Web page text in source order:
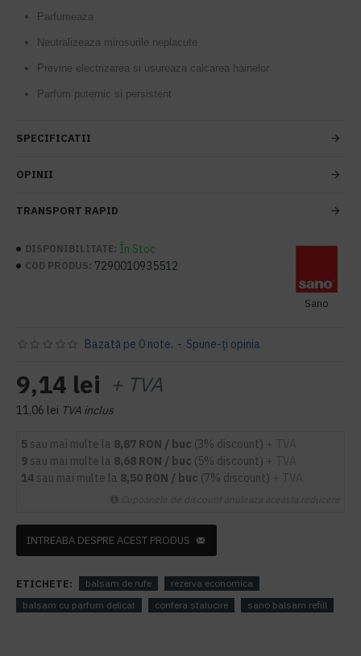
Parfumeaza
Neutralizeaza mirosurile neplacute
Previne electrizarea si usureaza calcarea hainelor
Parfum puternic si persistent
SPECIFICATII
OPINII
TRANSPORT RAPID
DISPONIBILITATE: În Stoc
COD PRODUS: 7290010935512
Sano
Bazată pe 0 note. - Spune-ţi opinia
9,14 lei + TVA
11,06 lei TVA inclus
5 sau mai multe la 8,87 RON / buc (3% discount)
9 sau mai multe la 8,68 RON / buc (5% discount)
14 sau mai multe la 8,50 RON / buc (7% discount)
INTREABA DESPRE ACEST PRODUS
ETICHETE: balsam de rufe
rezerva economica
balsam cu parfum delicat
confera stalucire sano balsam refill